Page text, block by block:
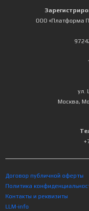
ООО «Платформа
ул.
Москва,
Договор публичной оферты
Политика
Контакты и реквизиты
LLM-info